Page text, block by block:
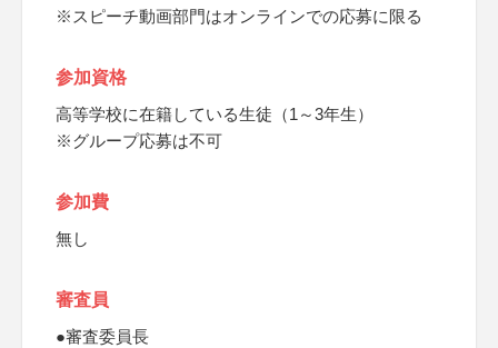
※スピーチ動画部門はオンラインでの応募に限る
参加資格
高等学校に在籍している生徒（1～3年生）
※グループ応募は不可
参加費
無し
審査員
●審査委員長